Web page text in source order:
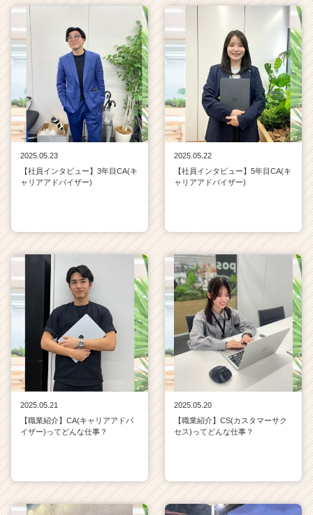
2025.05.23
【社員インタビュー】3年目CA(キ
ャリアアドバイザー)
2025.05.22
【社員インタビュー】5年目CA(キ
ャリアアドバイザー)
2025.05.21
【職業紹介】CA(キャリアアドバ
イザー)ってどんな仕事？
2025.05.20
【職業紹介】CS(カスタマーサク
セス)ってどんな仕事？